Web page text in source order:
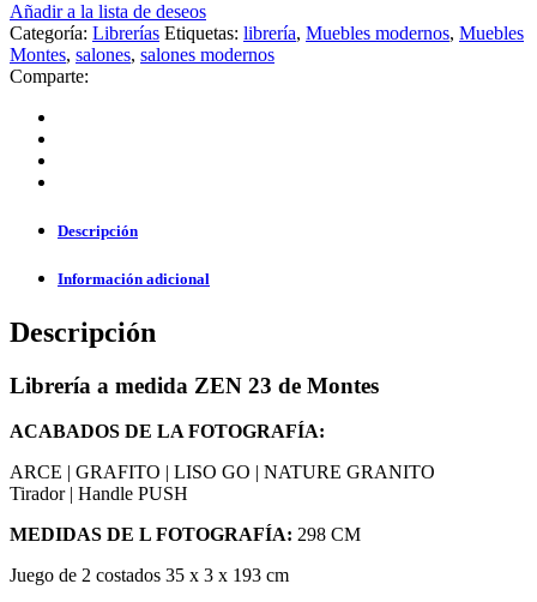
Añadir a la lista de deseos
Categoría: Librerías Etiquetas: librería, Muebles modernos, Muebles
Montes, salones, salones modernos
Comparte:
Descripción
Información adicional
Descripción
Librería a medida ZEN 23 de Montes
ACABADOS DE LA FOTOGRAFÍA:
ARCE | GRAFITO | LISO GO | NATURE GRANITO
Tirador | Handle PUSH
MEDIDAS DE L FOTOGRAFÍA: 298 CM
Juego de 2 costados 35 x 3 x 193 cm